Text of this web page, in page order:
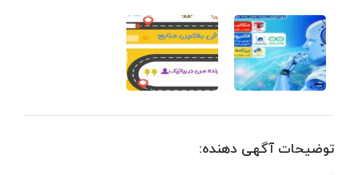
توضیحات آگهی دهنده: